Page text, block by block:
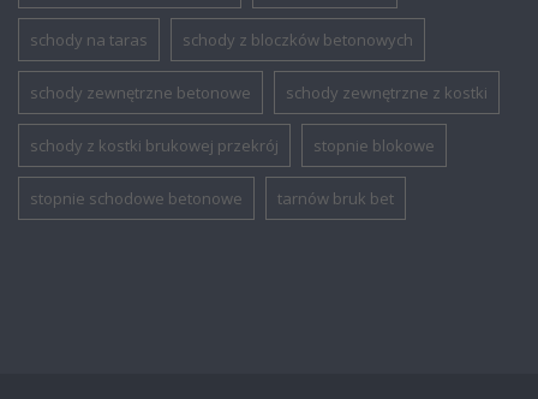
schody na taras schody z bloczków betonowych
schody zewnętrzne betonowe schody zewnętrzne z kostki
schody z kostki brukowej przekrój stopnie blokowe
stopnie schodowe betonowe tarnów bruk bet